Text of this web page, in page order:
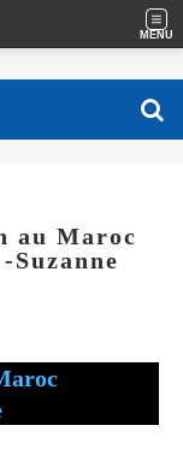
MENU
au Maroc